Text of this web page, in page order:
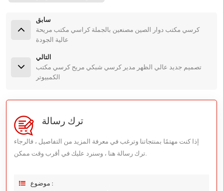
سابق
كرسي مكتب دوار الصين مصنعين بالجملة كراسي مكتب مريحة
عالية الجودة
التالي
تصميم جديد عالي الظهر مدير كرسي شبكي مريح كرسي مكتب
الكمبيوتر
ترك رسالة
إذا كنت مهتمًا بمنتجاتنا وترغب في معرفة المزيد من التفاصيل ، فالرجاء
ترك رسالة هنا ، وسنرد عليك في أقرب وقت ممكن.
موضوع :